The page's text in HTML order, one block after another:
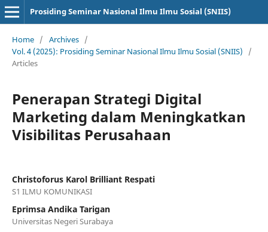
Prosiding Seminar Nasional Ilmu Ilmu Sosial (SNIIS)
Home / Archives /
Vol. 4 (2025): Prosiding Seminar Nasional Ilmu Ilmu Sosial (SNIIS)
/
Articles
Penerapan Strategi Digital
Marketing dalam Meningkatkan
Visibilitas Perusahaan
Christoforus Karol Brilliant Respati
S1 ILMU KOMUNIKASI
Eprimsa Andika Tarigan
Universitas Negeri Surabaya